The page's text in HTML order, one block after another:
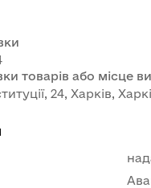
товарів або місце
24, Харків,